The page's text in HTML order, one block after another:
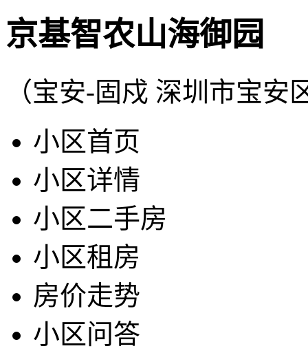
京基智农山海御园
（宝安-固戍 深圳市宝
小区首页
小区详情
小区二手房
小区租房
房价走势
小区问答